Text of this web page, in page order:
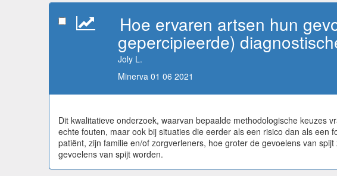
Hoe ervaren artsen hun
gepercipieerde)
Joly L.
Minerva 01 06 2021
Dit kwalitatieve onderzoek, waarvan bepaalde methodologische keuzes
echte fouten, maar ook bij situaties die eerder als een risico dan als
patiënt, zijn familie en/of zorgverleners, hoe groter de gevoelens van
gevoelens van spijt worden.